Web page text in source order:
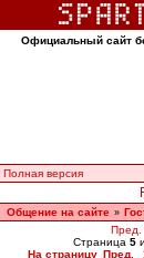
Официальный сайт
Полная версия
Общение на сайте »
Пред.
Страница 5
На страницу Пред.